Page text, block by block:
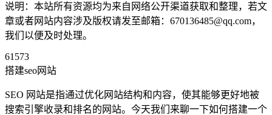
说明：本站所有资源均为来自网络公开渠道获取和整理，若文
章或者网站内容涉及版权请发至邮箱：670136485@qq.com，
我们以便及时处理。
61573
搭建seo网站
SEO 网站是指通过优化网站结构和内容，使其能够更好地被
搜索引擎收录和排名的网站。今天我们来聊一下如何搭建一个